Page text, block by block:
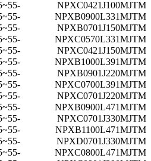
NPXC0421J100MJTM
-55~105
NPXB0900L331MJTM
-55~105
NPXB0701J150MJTM
-55~105
NPXC0570L331MJTM
-55~105
NPXC0421J150MJTM
-55~105
NPXB1000L391MJTM
-55~105
NPXB0901J220MJTM
-55~105
NPXC0700L391MJTM
-55~105
NPXC0701J220MJTM
-55~105
NPXB0900L471MJTM
-55~105
NPXC0701J330MJTM
-55~105
NPXB1100L471MJTM
-55~105
NPXD0701J330MJTM
-55~105
NPXC0800L471MJTM
-55~105